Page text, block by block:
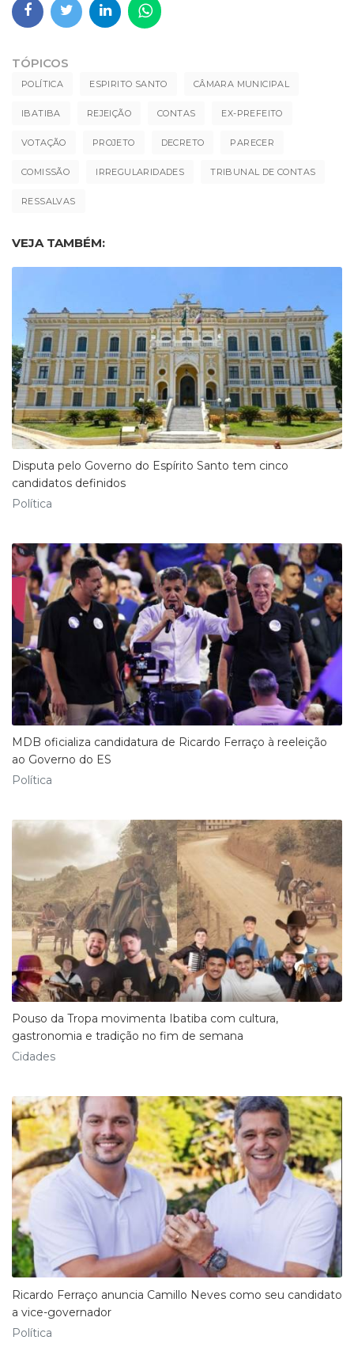
TÓPICOS
POLÍTICA ESPIRITO SANTO CÂMARA MUNICIPAL
IBATIBA REJEIÇÃO CONTAS EX-PREFEITO
VOTAÇÃO PROJETO DECRETO PARECER
COMISSÃO IRREGULARIDADES TRIBUNAL DE CONTAS
RESSALVAS
VEJA TAMBÉM:
Disputa pelo Governo do Espírito Santo tem cinco
candidatos definidos
Política
MDB oficializa candidatura de Ricardo Ferraço à reeleição
ao Governo do ES
Política
Pouso da Tropa movimenta Ibatiba com cultura,
gastronomia e tradição no fim de semana
Cidades
Ricardo Ferraço anuncia Camillo Neves como seu candidato
a vice-governador
Política